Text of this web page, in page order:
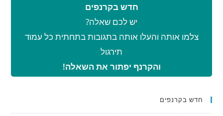
חדש בקרנפים
יש לכם שאלה?
צלמו אותה והעלו אותה בתגובות בתחתית כל עמוד
תירגול
והקרנף יפתור את השאלה!
חדש בקרנפים